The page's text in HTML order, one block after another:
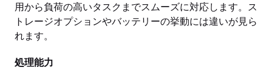
用から負荷の高いタスクまでスムーズに対応します。ス
トレージオプションやバッテリーの挙動には違いが見ら
れます。
処理能力